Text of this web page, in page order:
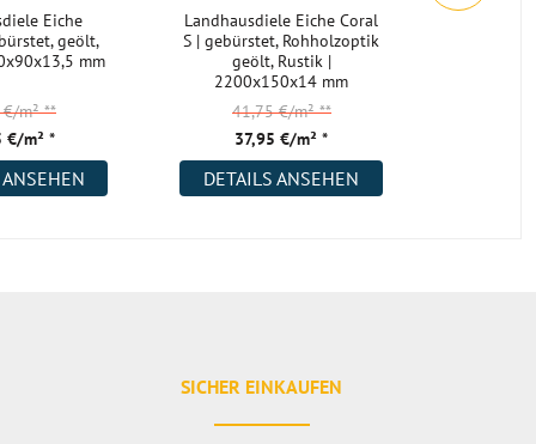
Eiche
geölt,
mm
€/m² *
€/m²**
Landhausdiele Eiche Coral
S | gebürstet, Rohholzoptik
geölt, Rustik |
2200x150x14 mm
37,95 €/m² *
41,75 €/m²**
DETAILS ANSEHEN
SICHER EINKAUFEN